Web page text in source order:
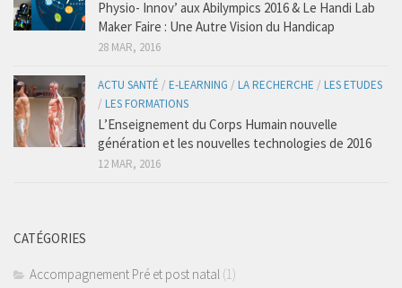
Physio- Innov’ aux Abilympics 2016 & Le Handi Lab
Maker Faire : Une Autre Vision du Handicap
28 MAR, 2016
ACTU SANTÉ / E-LEARNING / LA RECHERCHE / LES ETUDES
/ LES FORMATIONS
L’Enseignement du Corps Humain nouvelle
génération et les nouvelles technologies de 2016
12 MAR, 2016
CATÉGORIES
Accompagnement Pré et post natal (1)